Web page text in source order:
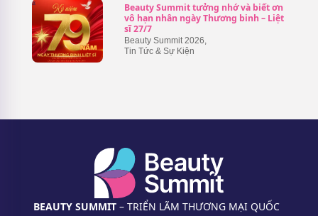
Beauty Summit tưởng nhớ và biết ơn
vô hạn nhân ngày Thương binh – Liệt
sĩ 27/7
Beauty Summit 2026,
Tin Tức & Sự Kiện
BEAUTY SUMMIT– TRIỂN LÃM THƯƠNG MẠI QUỐC